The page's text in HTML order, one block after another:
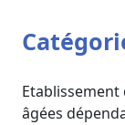
âgées